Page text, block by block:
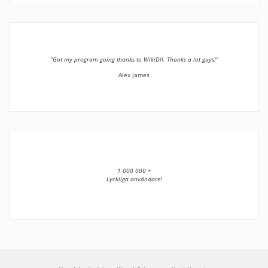
”Got my program going thanks to WikiDll. Thanks a lot guys!”
Alex James
1 000 000 +
Lyckliga användare!